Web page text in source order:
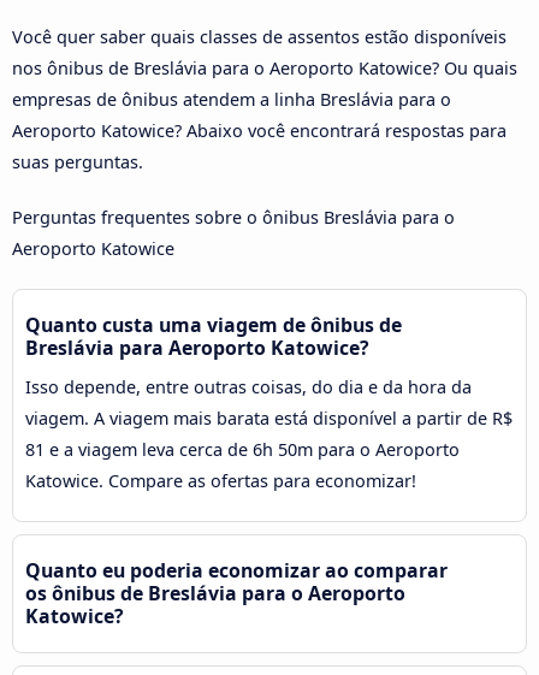
Você quer saber quais classes de assentos estão disponíveis
nos ônibus de Breslávia para o Aeroporto Katowice? Ou quais
empresas de ônibus atendem a linha Breslávia para o
Aeroporto Katowice? Abaixo você encontrará respostas para
suas perguntas.
Perguntas frequentes sobre o ônibus Breslávia para o
Aeroporto Katowice
Quanto custa uma viagem de ônibus de
Breslávia para Aeroporto Katowice?
Isso depende, entre outras coisas, do dia e da hora da
viagem. A viagem mais barata está disponível a partir de R$
81 e a viagem leva cerca de 6h 50m para o Aeroporto
Katowice. Compare as ofertas para economizar!
Quanto eu poderia economizar ao comparar
os ônibus de Breslávia para o Aeroporto
Katowice?